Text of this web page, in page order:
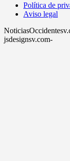
Política de
Aviso legal
jsdesignsv.com-